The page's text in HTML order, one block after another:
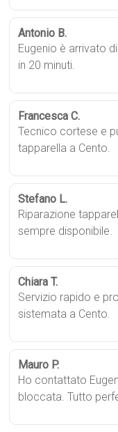
Antonio B.
Eugenio è arrivato
in 20 minuti.
Francesca C.
Tecnico cortese e
tapparella a Cento.
Stefano L.
Riparazione
sempre disponibile.
Chiara T.
Servizio rapido e
sistemata a Cento.
Mauro P.
Ho contattato
bloccata. Tutto